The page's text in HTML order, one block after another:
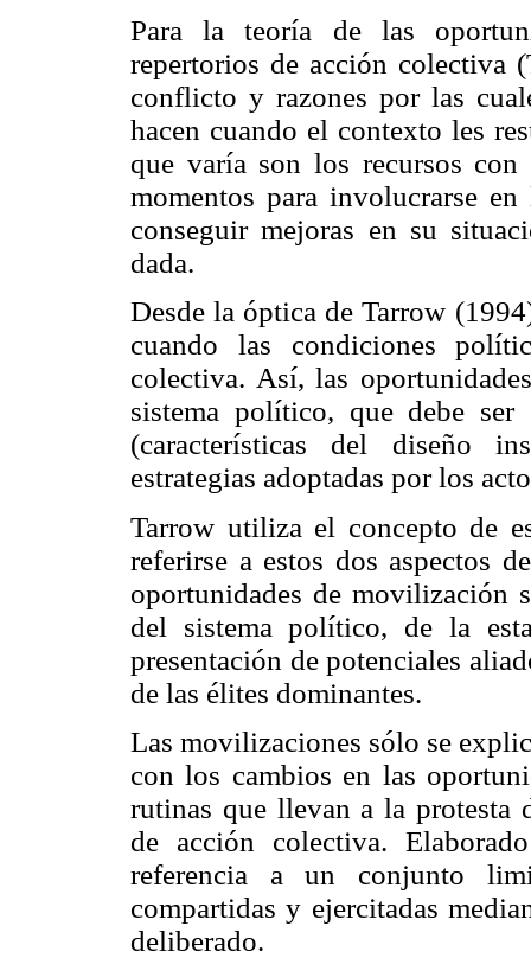
Para la teoría de las
repertorios de acción colectiva
conflicto y razones por las
hacen cuando el contexto les
que varía son los recursos
momentos para involucrarse
conseguir mejoras en su
dada.
Desde la óptica de Tarrow
cuando las condiciones
colectiva. Así, las
sistema político, que debe ser
(características del diseño
estrategias adoptadas por los
Tarrow utiliza el concepto de
referirse a estos dos aspectos
oportunidades de movilización
del sistema político, de la
presentación de potenciales
de las élites dominantes.
Las movilizaciones sólo se
con los cambios en las
rutinas que llevan a la protesta
de acción colectiva.
referencia a un conjunto
compartidas y ejercitadas
deliberado.